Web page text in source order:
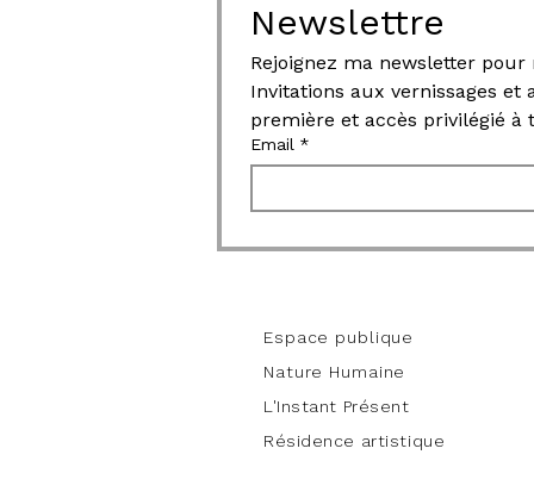
Newslettre
Invitations aux vernissages
première et accès privilégié à
Email *
Espace publique
Nature Humaine
L'Instant Présent
Résidence artistique